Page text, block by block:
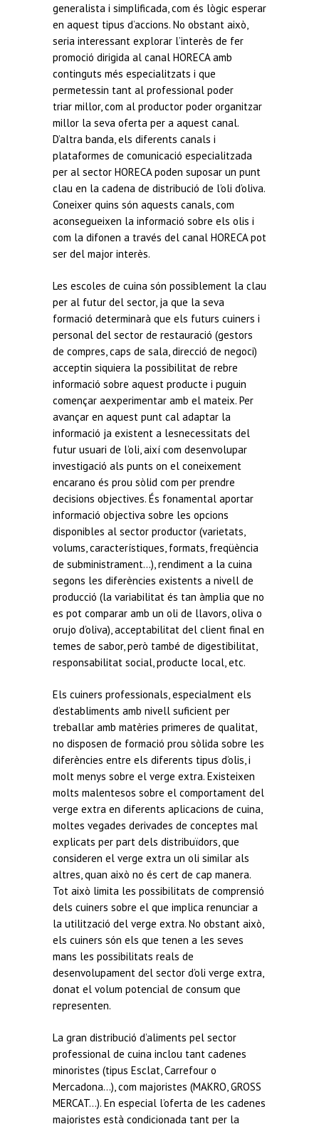
generalista i simplificada, com és lògic esperar
en aquest tipus d’accions. No obstant això,
seria interessant explorar l’interès de fer
promoció dirigida al canal HORECA amb
continguts més especialitzats i que
permetessin tant al professional poder
triar millor, com al productor poder organitzar
millor la seva oferta per a aquest canal.
D’altra banda, els diferents canals i
plataformes de comunicació especialitzada
per al sector HORECA poden suposar un punt
clau en la cadena de distribució de l’oli d’oliva.
Coneixer quins són aquests canals, com
aconsegueixen la informació sobre els olis i
com la difonen a través del canal HORECA pot
ser del major interès.
Les escoles de cuina són possiblement la clau
per al futur del sector, ja que la seva
formació determinarà que els futurs cuiners i
personal del sector de restauració (gestors
de compres, caps de sala, direcció de negoci)
acceptin siquiera la possibilitat de rebre
informació sobre aquest producte i puguin
començar aexperimentar amb el mateix. Per
avançar en aquest punt cal adaptar la
informació ja existent a lesnecessitats del
futur usuari de l’oli, així com desenvolupar
investigació als punts on el coneixement
encarano és prou sòlid com per prendre
decisions objectives. És fonamental aportar
informació objectiva sobre les opcions
disponibles al sector productor (varietats,
volums, característiques, formats, freqüència
de subministrament…), rendiment a la cuina
segons les diferències existents a nivell de
producció (la variabilitat és tan àmplia que no
es pot comparar amb un oli de llavors, oliva o
orujo d’oliva), acceptabilitat del client final en
temes de sabor, però també de digestibilitat,
responsabilitat social, producte local, etc.
Els cuiners professionals, especialment els
d’establiments amb nivell suficient per
treballar amb matèries primeres de qualitat,
no disposen de formació prou sòlida sobre les
diferències entre els diferents tipus d’olis, i
molt menys sobre el verge extra. Existeixen
molts malentesos sobre el comportament del
verge extra en diferents aplicacions de cuina,
moltes vegades derivades de conceptes mal
explicats per part dels distribuïdors, que
consideren el verge extra un oli similar als
altres, quan això no és cert de cap manera.
Tot això limita les possibilitats de comprensió
dels cuiners sobre el que implica renunciar a
la utilització del verge extra. No obstant això,
els cuiners són els que tenen a les seves
mans les possibilitats reals de
desenvolupament del sector d’oli verge extra,
donat el volum potencial de consum que
representen.
La gran distribució d’aliments pel sector
professional de cuina inclou tant cadenes
minoristes (tipus Esclat, Carrefour o
Mercadona…), com majoristes (MAKRO, GROSS
MERCAT…). En especial l’oferta de les cadenes
majoristes està condicionada tant per la